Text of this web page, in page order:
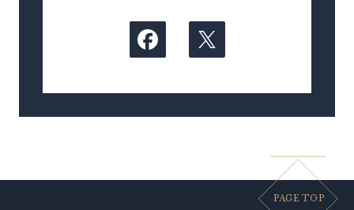
PAGE TOP